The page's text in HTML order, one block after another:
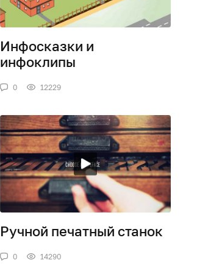
Инфосказки и
инфоклипы
0 12229
Ручной печатный станок
0 14290